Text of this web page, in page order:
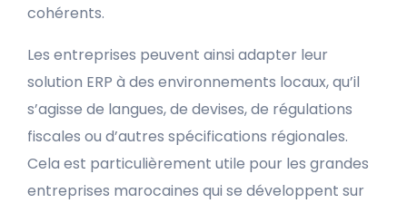
cohérents.
Les entreprises peuvent ainsi adapter leur
solution ERP à des environnements locaux, qu’il
s’agisse de langues, de devises, de régulations
fiscales ou d’autres spécifications régionales.
Cela est particulièrement utile pour les grandes
entreprises marocaines qui se développent sur